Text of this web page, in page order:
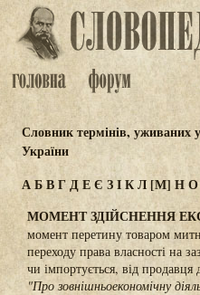
Словник термінів, уживаних
України
АБВГДЕЄ ЗІКЛ[М] НО
МОМЕНТ ЗДІЙСНЕННЯ
момент перетину товаром
переходу права власності на
чи імпортується, від
"Про зовнішньоекономічну